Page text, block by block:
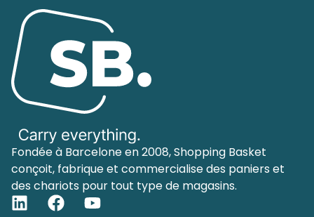
Fondée à Barcelone en 2008, Shopping Basket
conçoit, fabrique et commercialise des paniers et
des chariots pour tout type de magasins.